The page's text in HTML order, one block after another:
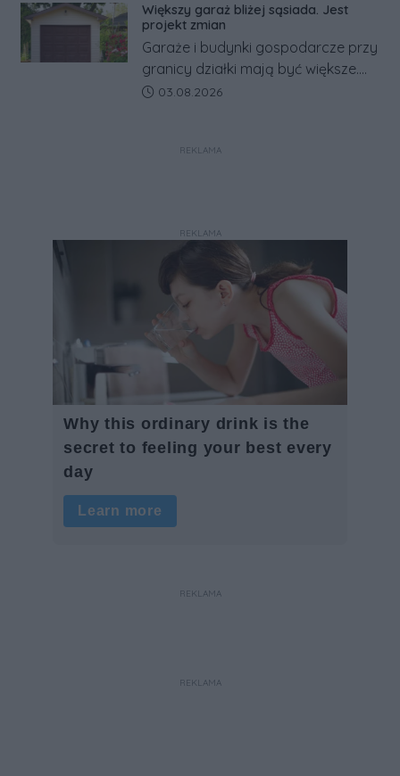
alarmowych, alertów RCB i aplikacji
w jeden system.
Większy garaż bliżej sąsiada. Jest
projekt zmian
Garaże i budynki gospodarcze przy
granicy działki mają być większe.
Projekt zaostrza też zasady
Data dodania artykułu:
03.08.2026
REKLAMA
REKLAMA
REKLAMA
REKLAMA